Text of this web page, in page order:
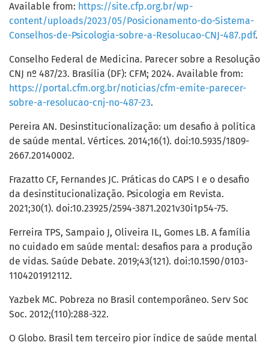
Available from: https://site.cfp.org.br/wp-
content/uploads/2023/05/Posicionamento-do-Sistema-
Conselhos-de-Psicologia-sobre-a-Resolucao-CNJ-487.pdf.
Conselho Federal de Medicina. Parecer sobre a Resolução
CNJ nº 487/23. Brasília (DF): CFM; 2024. Available from:
https://portal.cfm.org.br/noticias/cfm-emite-parecer-
sobre-a-resolucao-cnj-no-487-23.
Pereira AN. Desinstitucionalização: um desafio à política
de saúde mental. Vértices. 2014;16(1). doi:10.5935/1809-
2667.20140002.
Frazatto CF, Fernandes JC. Práticas do CAPS I e o desafio
da desinstitucionalização. Psicologia em Revista.
2021;30(1). doi:10.23925/2594-3871.2021v30i1p54-75.
Ferreira TPS, Sampaio J, Oliveira IL, Gomes LB. A família
no cuidado em saúde mental: desafios para a produção
de vidas. Saúde Debate. 2019;43(121). doi:10.1590/0103-
1104201912112.
Yazbek MC. Pobreza no Brasil contemporâneo. Serv Soc
Soc. 2012;(110):288-322.
O Globo. Brasil tem terceiro pior índice de saúde mental